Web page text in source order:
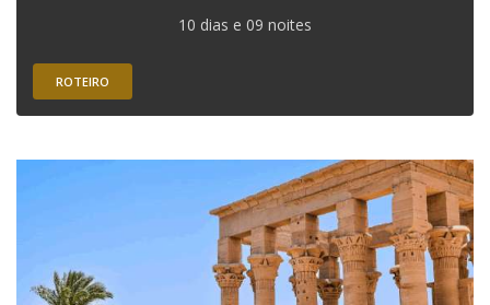
10 dias e 09 noites
ROTEIRO